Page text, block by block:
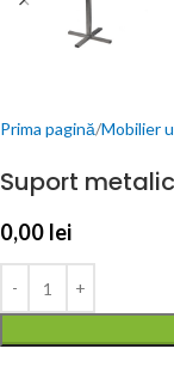
Prima pagină Mobilier
Suport
0,00 lei